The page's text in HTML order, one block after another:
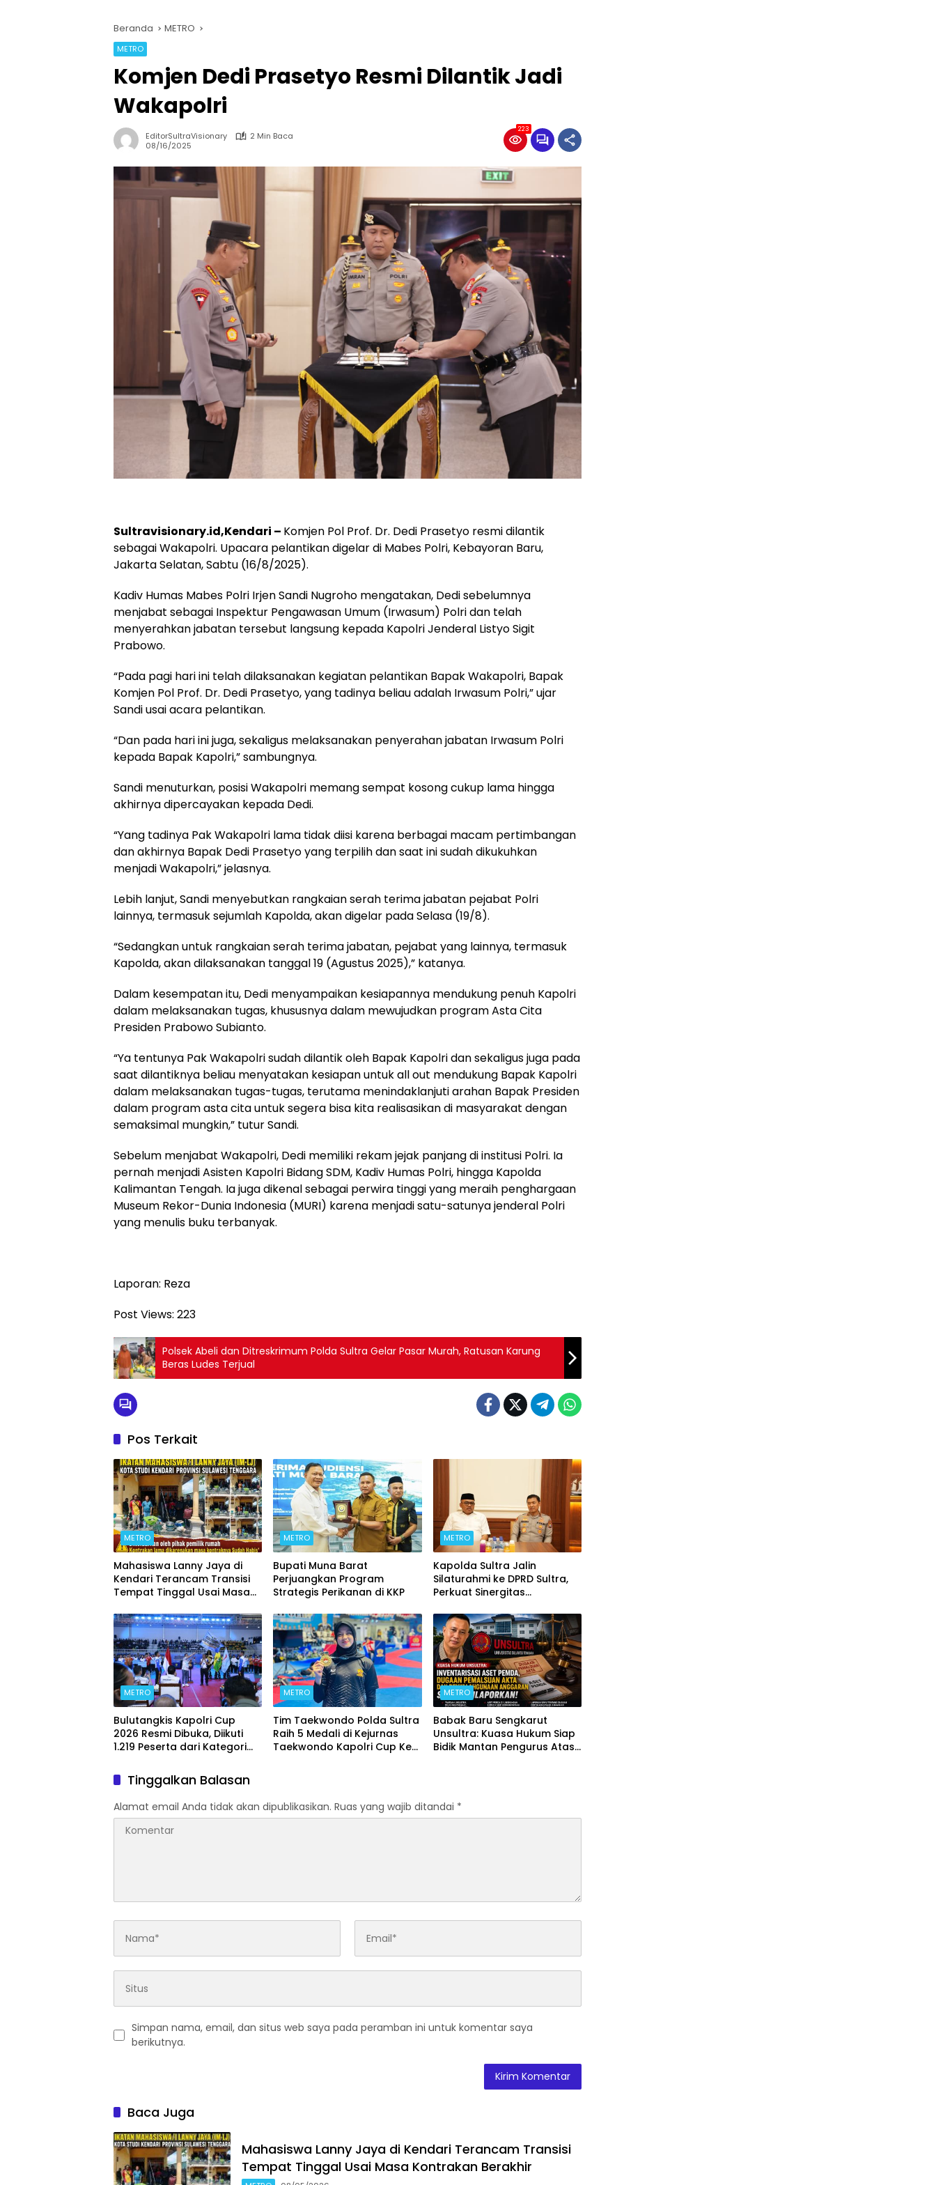
Beranda METRO
METRO
Komjen Dedi Prasetyo Resmi Dilantik Jadi
Wakapolri
EditorSultraVisionary
2 Min Baca
08/16/2025
223
Sultravisionary.id,Kendari – Komjen Pol Prof. Dr. Dedi Prasetyo resmi dilantik
sebagai Wakapolri. Upacara pelantikan digelar di Mabes Polri, Kebayoran Baru,
Jakarta Selatan, Sabtu (16/8/2025).
Kadiv Humas Mabes Polri Irjen Sandi Nugroho mengatakan, Dedi sebelumnya
menjabat sebagai Inspektur Pengawasan Umum (Irwasum) Polri dan telah
menyerahkan jabatan tersebut langsung kepada Kapolri Jenderal Listyo Sigit
Prabowo.
“Pada pagi hari ini telah dilaksanakan kegiatan pelantikan Bapak Wakapolri, Bapak
Komjen Pol Prof. Dr. Dedi Prasetyo, yang tadinya beliau adalah Irwasum Polri,” ujar
Sandi usai acara pelantikan.
“Dan pada hari ini juga, sekaligus melaksanakan penyerahan jabatan Irwasum Polri
kepada Bapak Kapolri,” sambungnya.
Sandi menuturkan, posisi Wakapolri memang sempat kosong cukup lama hingga
akhirnya dipercayakan kepada Dedi.
“Yang tadinya Pak Wakapolri lama tidak diisi karena berbagai macam pertimbangan
dan akhirnya Bapak Dedi Prasetyo yang terpilih dan saat ini sudah dikukuhkan
menjadi Wakapolri,” jelasnya.
Lebih lanjut, Sandi menyebutkan rangkaian serah terima jabatan pejabat Polri
lainnya, termasuk sejumlah Kapolda, akan digelar pada Selasa (19/8).
“Sedangkan untuk rangkaian serah terima jabatan, pejabat yang lainnya, termasuk
Kapolda, akan dilaksanakan tanggal 19 (Agustus 2025),” katanya.
Dalam kesempatan itu, Dedi menyampaikan kesiapannya mendukung penuh Kapolri
dalam melaksanakan tugas, khususnya dalam mewujudkan program Asta Cita
Presiden Prabowo Subianto.
“Ya tentunya Pak Wakapolri sudah dilantik oleh Bapak Kapolri dan sekaligus juga pada
saat dilantiknya beliau menyatakan kesiapan untuk all out mendukung Bapak Kapolri
dalam melaksanakan tugas-tugas, terutama menindaklanjuti arahan Bapak Presiden
dalam program asta cita untuk segera bisa kita realisasikan di masyarakat dengan
semaksimal mungkin,” tutur Sandi.
Sebelum menjabat Wakapolri, Dedi memiliki rekam jejak panjang di institusi Polri. Ia
pernah menjadi Asisten Kapolri Bidang SDM, Kadiv Humas Polri, hingga Kapolda
Kalimantan Tengah. Ia juga dikenal sebagai perwira tinggi yang meraih penghargaan
Museum Rekor-Dunia Indonesia (MURI) karena menjadi satu-satunya jenderal Polri
yang menulis buku terbanyak.
Laporan: Reza
Post Views: 223
Polsek Abeli dan Ditreskrimum Polda Sultra Gelar Pasar Murah, Ratusan Karung
Beras Ludes Terjual
Pos Terkait
METRO
Mahasiswa Lanny Jaya di
Kendari Terancam Transisi
Tempat Tinggal Usai Masa
METRO
Bupati Muna Barat
Perjuangkan Program
Strategis Perikanan di KKP
METRO
Kapolda Sultra Jalin
Silaturahmi ke DPRD Sultra,
Perkuat Sinergitas
Daerah
METRO
Bulutangkis Kapolri Cup
2026 Resmi Dibuka, Diikuti
1.219 Peserta dari Kategori
METRO
Tim Taekwondo Polda Sultra
Raih 5 Medali di Kejurnas
Taekwondo Kapolri Cup Ke-
METRO
Babak Baru Sengkarut
Unsultra: Kuasa Hukum Siap
Bidik Mantan Pengurus Atas
Tinggalkan Balasan
Alamat email Anda tidak akan dipublikasikan. Ruas yang wajib ditandai *
Simpan nama, email, dan situs web saya pada peramban ini untuk komentar saya
berikutnya.
Baca Juga
Mahasiswa Lanny Jaya di Kendari Terancam Transisi
Tempat Tinggal Usai Masa Kontrakan Berakhir